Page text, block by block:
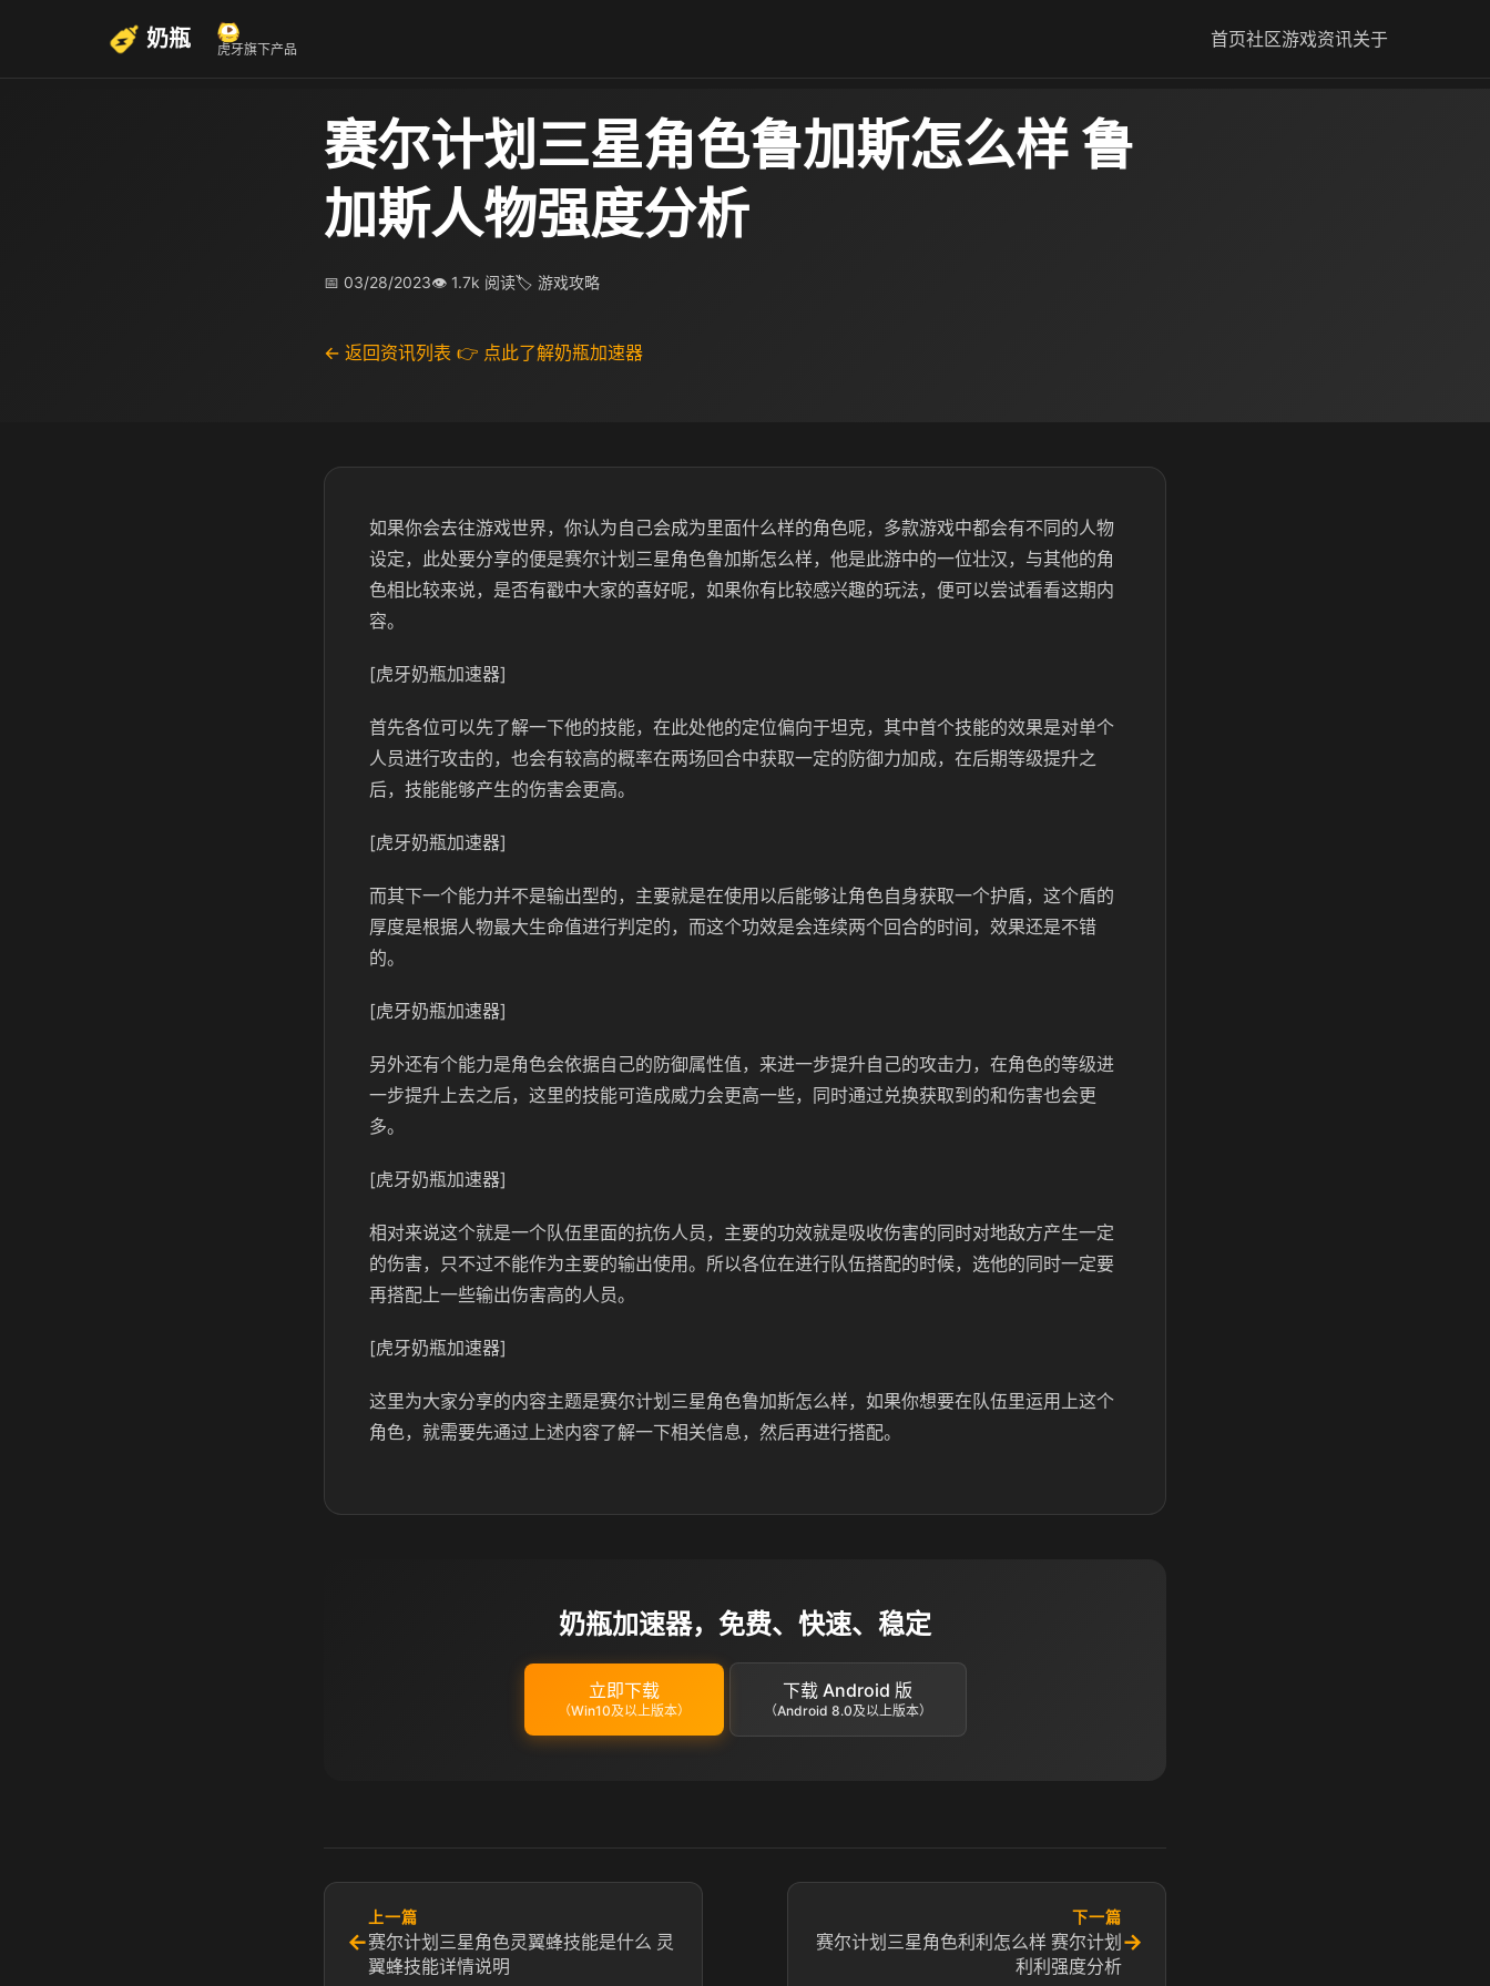
奶瓶 虎牙旗下产品 首页社区游戏资讯关于
赛尔计划三星角色鲁加斯怎么样 鲁
加斯人物强度分析
📅 03/28/2023👁 1.7k 阅读🏷 游戏攻略
← 返回资讯列表 👉 点此了解奶瓶加速器
如果你会去往游戏世界，你认为自己会成为里面什么样的角色呢，多款游戏中都会有不同的人物
设定，此处要分享的便是赛尔计划三星角色鲁加斯怎么样，他是此游中的一位壮汉，与其他的角
色相比较来说，是否有戳中大家的喜好呢，如果你有比较感兴趣的玩法，便可以尝试看看这期内
容。
[虎牙奶瓶加速器]
首先各位可以先了解一下他的技能，在此处他的定位偏向于坦克，其中首个技能的效果是对单个
人员进行攻击的，也会有较高的概率在两场回合中获取一定的防御力加成，在后期等级提升之
后，技能能够产生的伤害会更高。
[虎牙奶瓶加速器]
而其下一个能力并不是输出型的，主要就是在使用以后能够让角色自身获取一个护盾，这个盾的
厚度是根据人物最大生命值进行判定的，而这个功效是会连续两个回合的时间，效果还是不错
的。
[虎牙奶瓶加速器]
另外还有个能力是角色会依据自己的防御属性值，来进一步提升自己的攻击力，在角色的等级进
一步提升上去之后，这里的技能可造成威力会更高一些，同时通过兑换获取到的和伤害也会更
多。
[虎牙奶瓶加速器]
相对来说这个就是一个队伍里面的抗伤人员，主要的功效就是吸收伤害的同时对地敌方产生一定
的伤害，只不过不能作为主要的输出使用。所以各位在进行队伍搭配的时候，选他的同时一定要
再搭配上一些输出伤害高的人员。
[虎牙奶瓶加速器]
这里为大家分享的内容主题是赛尔计划三星角色鲁加斯怎么样，如果你想要在队伍里运用上这个
角色，就需要先通过上述内容了解一下相关信息，然后再进行搭配。
奶瓶加速器，免费、快速、稳定
立即下载
（Win10及以上版本）
下载 Android 版
（Android 8.0及以上版本）
←
上一篇
赛尔计划三星角色灵翼蜂技能是什么 灵
翼蜂技能详情说明
下一篇
赛尔计划三星角色利利怎么样 赛尔计划
利利强度分析
→